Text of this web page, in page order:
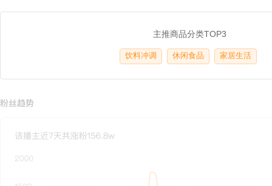
主推商品分类TOP3
饮料冲调 休闲食品 家居生活